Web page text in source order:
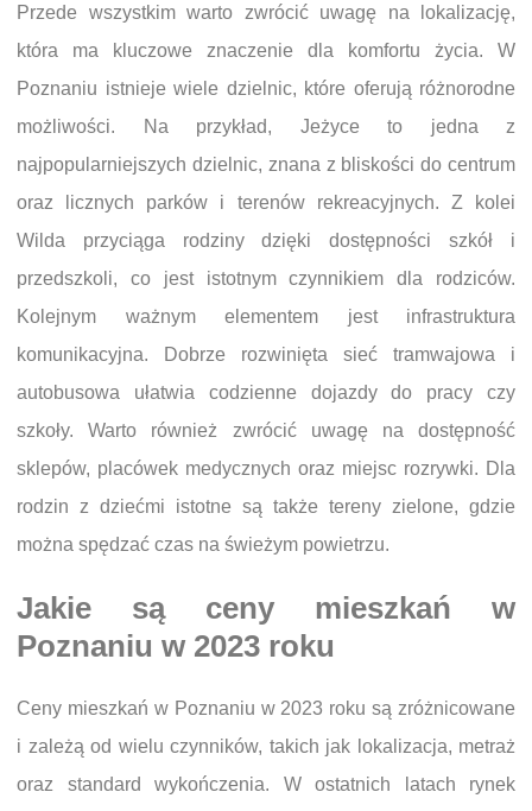
Przede wszystkim warto zwrócić uwagę na lokalizację,
która ma kluczowe znaczenie dla komfortu życia. W
Poznaniu istnieje wiele dzielnic, które oferują różnorodne
możliwości. Na przykład, Jeżyce to jedna z
najpopularniejszych dzielnic, znana z bliskości do centrum
oraz licznych parków i terenów rekreacyjnych. Z kolei
Wilda przyciąga rodziny dzięki dostępności szkół i
przedszkoli, co jest istotnym czynnikiem dla rodziców.
Kolejnym ważnym elementem jest infrastruktura
komunikacyjna. Dobrze rozwinięta sieć tramwajowa i
autobusowa ułatwia codzienne dojazdy do pracy czy
szkoły. Warto również zwrócić uwagę na dostępność
sklepów, placówek medycznych oraz miejsc rozrywki. Dla
rodzin z dziećmi istotne są także tereny zielone, gdzie
można spędzać czas na świeżym powietrzu.
Jakie są ceny mieszkań w
Poznaniu w 2023 roku
Ceny mieszkań w Poznaniu w 2023 roku są zróżnicowane
i zależą od wielu czynników, takich jak lokalizacja, metraż
oraz standard wykończenia. W ostatnich latach rynek